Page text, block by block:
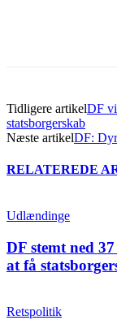
Tidligere artikelDF
statsborgerskab
Næste artikelDF:
RELATEREDE
Udlændinge
DF stemt ned
at få
Retspolitik